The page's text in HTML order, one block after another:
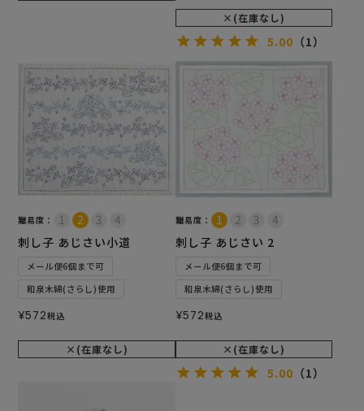
×(在庫なし)
5.00 （1）
難易度：
刺し子 あじさい小道
メール便6個まで可
和泉木綿(さらし)使用
¥572税込
×(在庫なし)
難易度：
刺し子 あじさい 2
メール便6個まで可
和泉木綿(さらし)使用
¥572税込
×(在庫なし)
5.00 （1）